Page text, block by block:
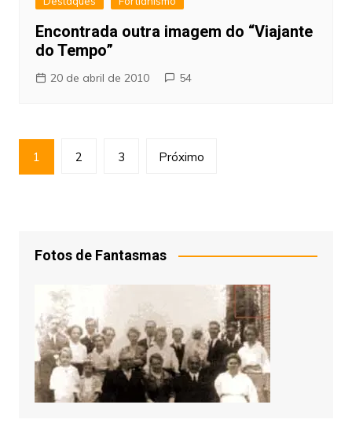
Encontrada outra imagem do “Viajante
do Tempo”
20 de abril de 2010 54
Paginação
de
1 2 3 Próximo
Fotos de Fantasmas